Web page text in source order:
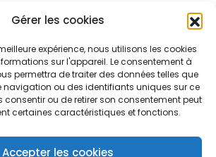
Gérer les cookies
expérience, nous utilisons les cookies
sur l'appareil. Le consentement à
permettra de traiter des données telles que
navigation ou des identifiants uniques sur ce
consentir ou de retirer son consentement peut
certaines caractéristiques et fonctions.
Accepter les cookies
- Tous droits réservés
Protection des données